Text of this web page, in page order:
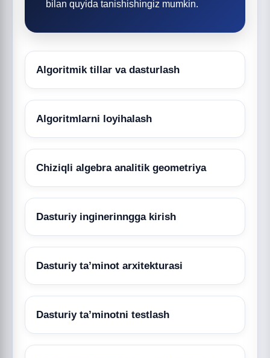
bilan quyida tanishishingiz mumkin.
Algoritmik tillar va dasturlash
Algoritmlarni loyihalash
Chiziqli algebra analitik geometriya
Dasturiy inginerinngga kirish
Dasturiy ta’minot arxitekturasi
Dasturiy ta’minotni testlash